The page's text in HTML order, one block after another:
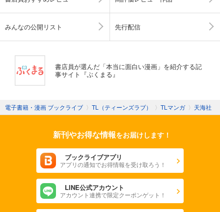
みんなの公開リスト 先行配信
書店員が選んだ「本当に面白い漫画」を紹介する記
事サイト『ぶくまる』
電子書籍・漫画 ブックライブ 〉 TL（ティーンズラブ） 〉 TLマンガ 〉 天海社
新刊やお得な情報をお届けします！
ブックライブアプリ
アプリの通知でお得情報を受け取ろう！
LINE公式アカウント
アカウント連携で限定クーポンゲット！